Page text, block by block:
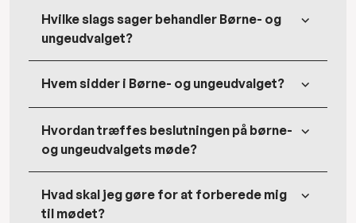
Hvilke slags sager behandler Børne- og
ungeudvalget?
Hvem sidder i Børne- og ungeudvalget?
Hvordan træffes beslutningen på børne-
og ungeudvalgets møde?
Hvad skal jeg gøre for at forberede mig
til mødet?